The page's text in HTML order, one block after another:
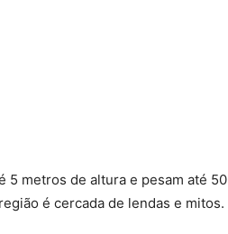
5 metros de altura e pesam até 50
é cercada de lendas e mitos.